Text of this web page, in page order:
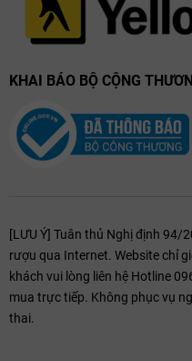
KHAI BÁO BỘ CỘNG
[LƯU Ý] Tuân thủ Nghị định 94/
rượu qua Internet. Website chỉ
khách vui lòng liên hệ Hotline
mua trực tiếp. Không phục vụ
thai.